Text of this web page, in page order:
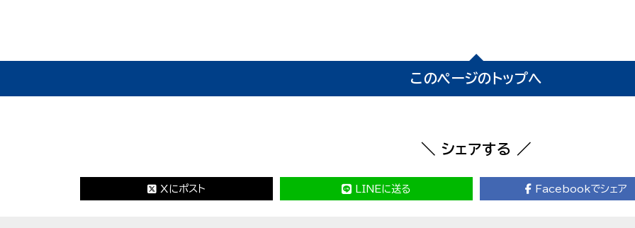
このページのトップへ
＼ シェアする ／
Xにポスト LINEに送る Facebookでシェア